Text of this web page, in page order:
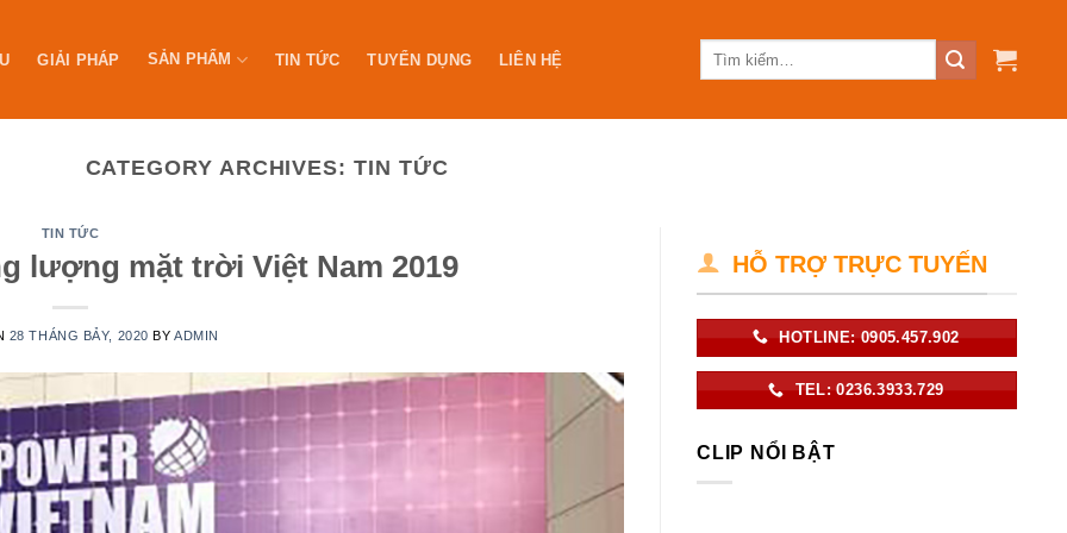
GIẢI PHÁP SẢN PHẨM TIN TỨC TUYỂN DỤNG LIÊN HỆ
CATEGORY ARCHIVES:TIN TỨC
TIN TỨC
lượng mặt trời Việt Nam 2019
28 THÁNG BẢY, 2020 BYADMIN
HỖ TRỢ TRỰC TUYẾN
HOTLINE: 0905.457.902
TEL: 0236.3933.729
CLIP NỔI BẬT